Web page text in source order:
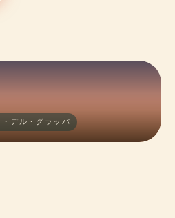
デル・グラッパ